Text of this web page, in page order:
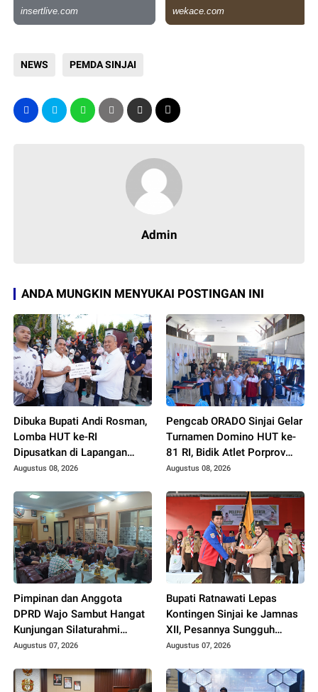
NEWS PEMDA SINJAI
Admin
ANDA MUNGKIN MENYUKAI POSTINGAN INI
Dibuka Bupati Andi Rosman,
Lomba HUT ke-RI
Dipusatkan di Lapangan
Merdeka
Augustus 08, 2026
Pengcab ORADO Sinjai Gelar
Turnamen Domino HUT ke-
81 RI, Bidik Atlet Porprov
XVIII
Augustus 08, 2026
Pimpinan dan Anggota
DPRD Wajo Sambut Hangat
Kunjungan Silaturahmi
Kapolres yang Baru
Augustus 07, 2026
Bupati Ratnawati Lepas
Kontingen Sinjai ke Jamnas
XII, Pesannya Sungguh
Menggugah Hati
Augustus 07, 2026